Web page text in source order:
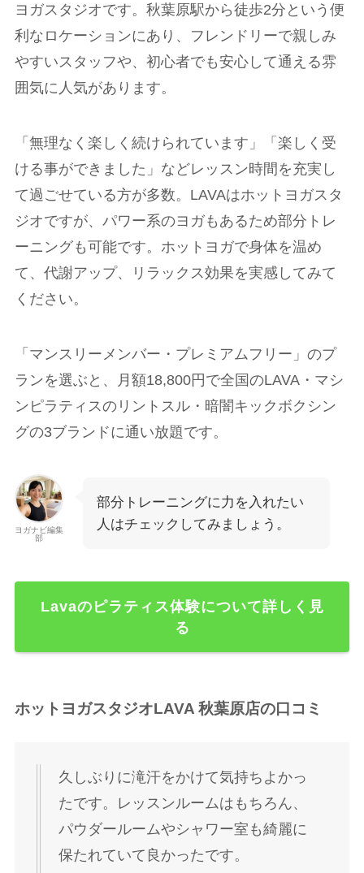
ヨガスタジオです。秋葉原駅から徒歩2分という便
利なロケーションにあり、フレンドリーで親しみ
やすいスタッフや、初心者でも安心して通える雰
囲気に人気があります。
「無理なく楽しく続けられています」「楽しく受
ける事ができました」などレッスン時間を充実し
て過ごせている方が多数。LAVAはホットヨガスタ
ジオですが、パワー系のヨガもあるため部分トレ
ーニングも可能です。ホットヨガで身体を温め
て、代謝アップ、リラックス効果を実感してみて
ください。
「マンスリーメンバー・プレミアムフリー」のプ
ランを選ぶと、月額18,800円で全国のLAVA・マシ
ンピラティスのリントスル・暗闇キックボクシン
グの3ブランドに通い放題です。
ヨガナビ編集
部
部分トレーニングに力を入れたい
人はチェックしてみましょう。
Lavaのピラティス体験について詳しく見
る
ホットヨガスタジオLAVA 秋葉原店の口コミ
久しぶりに滝汗をかけて気持ちよかっ
たです。レッスンルームはもちろん、
パウダールームやシャワー室も綺麗に
保たれていて良かったです。